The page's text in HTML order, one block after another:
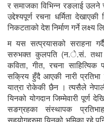
र समाजका विभिन्न रङलाई
उद्देश्यपूर्ण रचना धर्मिता
निकटताको देश निर्माण गर्ने लक्ष्य
म यस सत्प्रयासको सराहना
सरुभक्त कुलपति (न.े.सं. तथा
कविता, गीत, रचना साहित्यिक
सक्रिय हुँदै आएकी नारी
यात्रा रोकेकी छैन । त्यसैले
यिनको योगदान जिम्मेवारी पूर्ण
सङग्रहका संस्थापक
सहयोगहरुमा यिनको भुमिका रहे